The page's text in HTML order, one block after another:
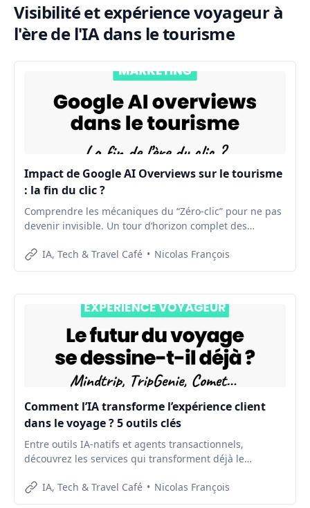
Visibilité et expérience voyageur à
l'ère de l'IA dans le tourisme
Impact de Google AI Overviews sur le tourisme
: la fin du clic ?
Comprendre les mécaniques du “Zéro-clic” pour ne pas
devenir invisible. Un tour d’horizon complet des
IA, Tech & Travel Café
Nicolas François
Comment l’IA transforme l’expérience client
dans le voyage ? 5 outils clés
Entre outils IA-natifs et agents transactionnels,
découvrez les services qui transforment déjà le
IA, Tech & Travel Café
Nicolas François